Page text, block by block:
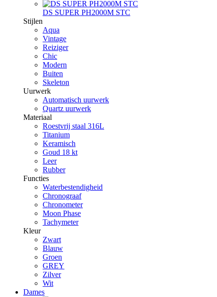
DS SUPER PH2000M STC
Stijlen
Aqua
Vintage
Reiziger
Chic
Modern
Buiten
Skeleton
Uurwerk
Automatisch uurwerk
Quartz uurwerk
Materiaal
Roestvrij staal 316L
Titanium
Keramisch
Goud 18 kt
Leer
Rubber
Functies
Waterbestendigheid
Chronograaf
Chronometer
Moon Phase
Tachymeter
Kleur
Zwart
Blauw
Groen
GREY
Zilver
Wit
Dames